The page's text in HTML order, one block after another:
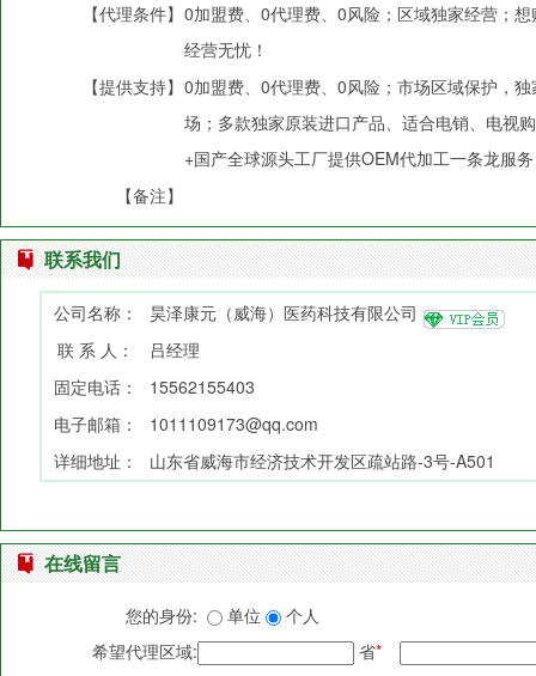
【代理条件】 0加盟费、0代理费、0风险；区域独家经营；
经营无忧！
【提供支持】 0加盟费、0代理费、0风险；市场区域保护，
场；多款独家原装进口产品、适合电销、电视
+国产全球源头工厂提供OEM代加工一条龙服
【备注】
联系我们
公司名称：
昊泽康元（威海）医药科技有限公司
联 系 人：
吕经理
固定电话：
15562155403
电子邮箱：
1011109173@qq.com
详细地址：
山东省威海市经济技术开发区疏站路-3号-A501
在线留言
您的身份: 单位
个人
希望代理区域:
省*